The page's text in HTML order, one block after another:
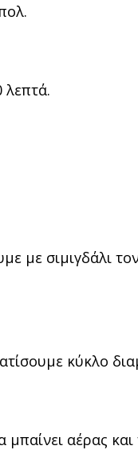
λεπτά.
με σιμιγδάλι
κύκλο
αέρας